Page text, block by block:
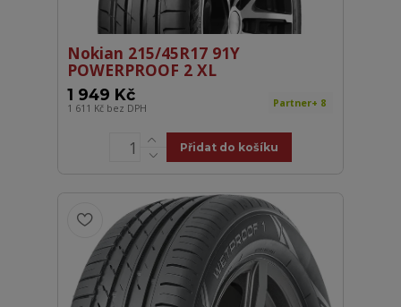
Nokian 215/45R17 91Y
POWERPROOF 2 XL
1 949 Kč
1 611 Kč bez DPH Partner+ 8
Přidat do košíku